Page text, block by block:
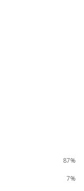
87%
7%